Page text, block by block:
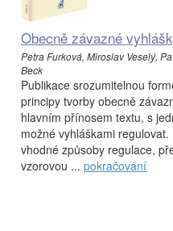
Obecně závazné
Petra Furková, Miroslav Veselý,
Beck
Publikace srozumitelnou
principy tvorby obecně
hlavním přínosem textu, s
možné vyhláškami
vhodné způsoby regulace,
vzorovou ... pokračování